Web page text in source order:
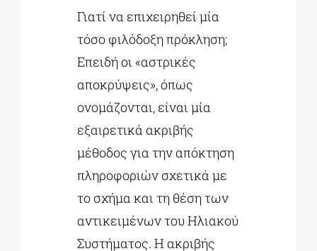
Γιατί να επιχειρηθεί μία
τόσο φιλόδοξη πρόκληση;
Επειδή οι «αστρικές
αποκρύψεις», όπως
ονομάζονται, είναι μία
εξαιρετικά ακριβής
μέθοδος για την απόκτηση
πληροφοριών σχετικά με
το σχήμα και τη θέση των
αντικειμένων του Ηλιακού
Συστήματος. Η ακριβής